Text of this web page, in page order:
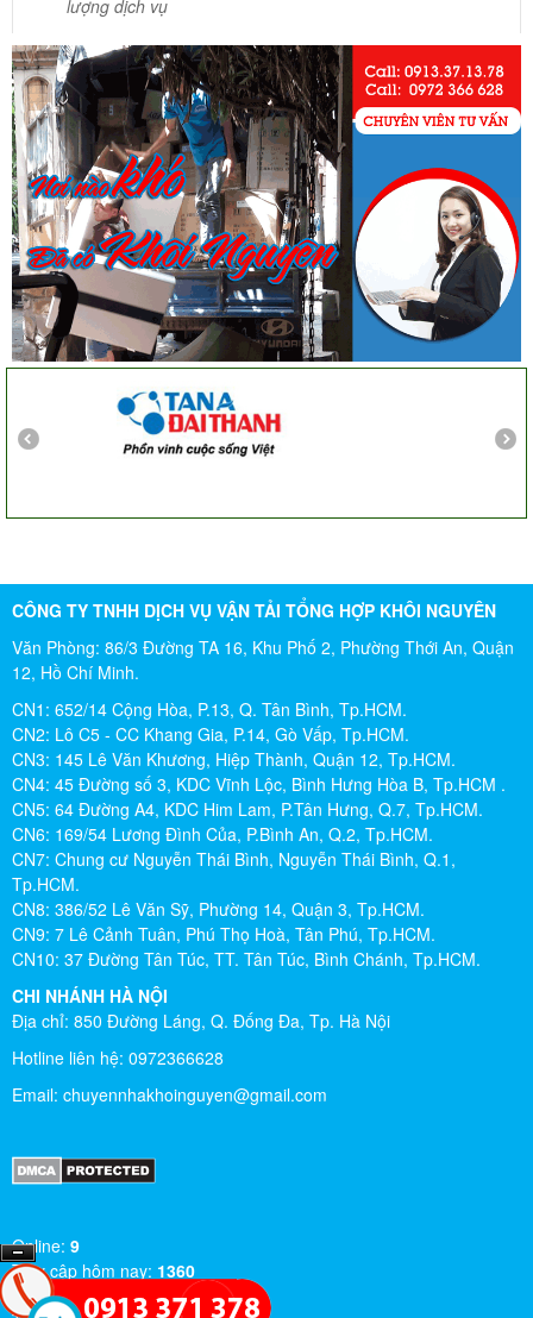
Vĩnh Lộc A - Bình Chánh
Công ty Khôi Nguyên chuyển hàng của cô bao bọc đóng
gói rất cẩn thận. Cô rất hài lòng
Cô Loan
57 Tây Thạnh, Tân Phú
Khảo sát nhanh, giá cả hợp lý. Nhân viên nhiệt tình. Chúc
công ty ngày càng phát triển. Cảm ơn Khôi Nguyên
Tô Hiến Thành - Quận 10
CÔNG TY TNHH DỊCH VỤ VẬN TẢI TỔNG HỢP KHÔI NGUYÊN
Văn Phòng: 86/3 Đường TA 16, Khu Phố 2, Phường Thới An, Quận
12, Hồ Chí Minh.
CN1: 652/14 Cộng Hòa, P.13, Q. Tân Bình, Tp.HCM.
CN2: Lô C5 - CC Khang Gia, P.14, Gò Vấp, Tp.HCM.
CN3: 145 Lê Văn Khương, Hiệp Thành, Quận 12, Tp.HCM.
CN4: 45 Đường số 3, KDC Vĩnh Lộc, Bình Hưng Hòa B, Tp.HCM .
CN5: 64 Đường A4, KDC Him Lam, P.Tân Hưng, Q.7, Tp.HCM.
CN6: 169/54 Lương Đình Của, P.Bình An, Q.2, Tp.HCM.
CN7: Chung cư Nguyễn Thái Bình, Nguyễn Thái Bình, Q.1,
Tp.HCM.
CN8: 386/52 Lê Văn Sỹ, Phường 14, Quận 3, Tp.HCM.
CN9: 7 Lê Cảnh Tuân, Phú Thọ Hoà, Tân Phú, Tp.HCM.
CN10: 37 Đường Tân Túc, TT. Tân Túc, Bình Chánh, Tp.HCM.
CHI NHÁNH HÀ NỘI
Địa chỉ: 850 Đường Láng, Q. Đống Đa, Tp. Hà Nội
Hotline liên hệ: 0972366628
Email: chuyennhakhoinguyen@gmail.com
Online: 9
Truy cập hôm nay: 1360
Truy cập tháng này:530908